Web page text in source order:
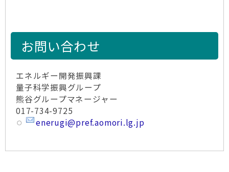
お問い合わせ
エネルギー開発振興課
量子科学振興グループ
熊谷グループマネージャー
017-734-9725
enerugi@pref.aomori.lg.jp